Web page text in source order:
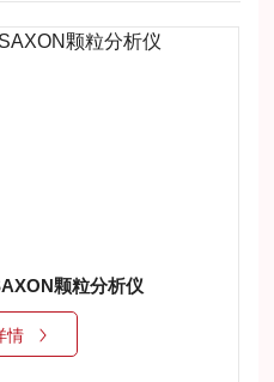
颗粒分析仪
情